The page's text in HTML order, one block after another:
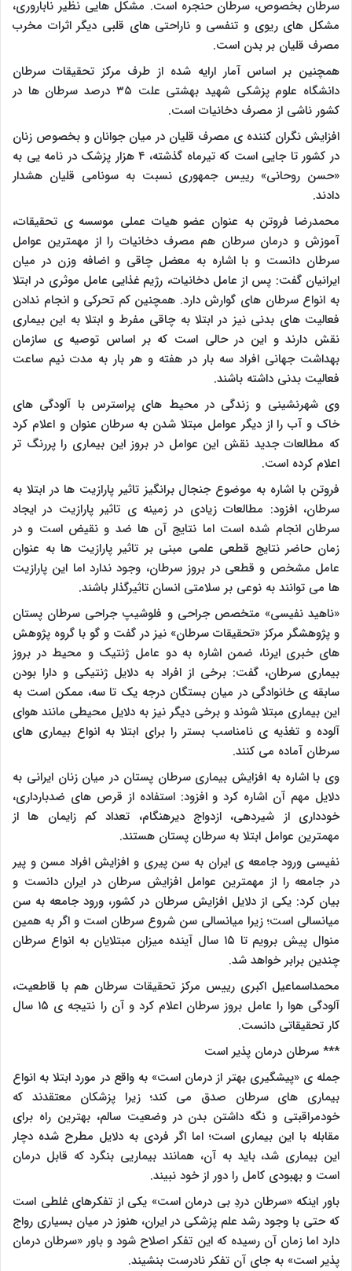
سرطان بخصوص، سرطان حنجره است. مشکل هایی نظیر ناباروری،
مشکل های ریوی و تنفسی و ناراحتی های قلبی دیگر اثرات مخرب
مصرف قلیان بر بدن است.
همچنین بر اساس آمار ارایه شده از طرف مرکز تحقیقات سرطان
دانشگاه علوم پزشکی شهید بهشتی علت ۳۵ درصد سرطان ها در
کشور ناشی از مصرف دخانیات است.
افزایش نگران کننده ی مصرف قلیان در میان جوانان و بخصوص زنان
در کشور تا جایی است که تیرماه گذشته، ۴ هزار پزشک در نامه یی به
«حسن روحانی» رییس جمهوری نسبت به سونامی قلیان هشدار
دادند.
محمدرضا فروتن به عنوان عضو هیات عملی موسسه ی تحقیقات،
آموزش و درمان سرطان هم مصرف دخانیات را از مهمترین عوامل
سرطان دانست و با اشاره به معضل چاقی و اضافه وزن در میان
ایرانیان گفت: پس از عامل دخانیات، رژیم غذایی عامل موثری در ابتلا
به انواع سرطان های گوارش دارد. همچنین کم تحرکی و انجام ندادن
فعالیت های بدنی نیز در ابتلا به چاقی مفرط و ابتلا به این بیماری
نقش دارند و این در حالی است که بر اساس توصیه ی سازمان
بهداشت جهانی افراد سه بار در هفته و هر بار به مدت نیم ساعت
فعالیت بدنی داشته باشند.
وی شهرنشینی و زندگی در محیط های پراسترس با آلودگی های
خاک و آب را از دیگر عوامل مبتلا شدن به سرطان عنوان و اعلام کرد
که مطالعات جدید نقش این عوامل در بروز این بیماری را پررنگ تر
اعلام کرده است.
فروتن با اشاره به موضوع جنجال برانگیز تاثیر پارازیت ها در ابتلا به
سرطان، افزود: مطالعات زیادی در زمینه ی تاثیر پارازیت در ایجاد
سرطان انجام شده است اما نتایج آن ها ضد و نقیض است و در
زمان حاضر نتایج قطعی علمی مبنی بر تاثیر پارازیت ها به عنوان
عامل مشخص و قطعی در بروز سرطان، وجود ندارد اما این پارازیت
ها می توانند به نوعی بر سلامتی انسان تاثیرگذار باشند.
«ناهید نفیسی» متخصص جراحی و فلوشیپ جراحی سرطان پستان
و پژوهشگر مرکز «تحقیقات سرطان» نیز در گفت و گو با گروه پژوهش
های خبری ایرنا، ضمن اشاره به دو عامل ژنتیک و محیط در بروز
بیماری سرطان، گفت: برخی از افراد به دلایل ژنتیکی و دارا بودن
سابقه ی خانوادگی در میان بستگان درجه یک تا سه، ممکن است به
این بیماری مبتلا شوند و برخی دیگر نیز به دلایل محیطی مانند هوای
آلوده و تغذیه ی نامناسب بستر را برای ابتلا به انواع بیماری های
سرطان آماده می کنند.
وی با اشاره به افزایش بیماری سرطان پستان در میان زنان ایرانی به
دلایل مهم آن اشاره کرد و افزود: استفاده از قرص های ضدبارداری،
خودداری از شیردهی، ازدواج دیرهنگام، تعداد کم زایمان ها از
مهمترین عوامل ابتلا به سرطان پستان هستند.
نفیسی ورود جامعه ی ایران به سن پیری و افزایش افراد مسن و پیر
در جامعه را از مهمترین عوامل افزایش سرطان در ایران دانست و
بیان کرد: یکی از دلایل افزایش سرطان در کشور، ورود جامعه به سن
میانسالی است؛ زیرا میانسالی سن شروع سرطان است و اگر به همین
منوال پیش برویم تا ۱۵ سال آینده میزان مبتلایان به انواع سرطان
چندین برابر خواهد شد.
محمداسماعیل اکبری رییس مرکز تحقیقات سرطان هم با قاطعیت،
آلودگی هوا را عامل بروز سرطان اعلام کرد و آن را نتیجه ی ۱۵ سال
کار تحقیقاتی دانست.
*** سرطان درمان پذیر است
جمله ی «پیشگیری بهتر از درمان است» به واقع در مورد ابتلا به انواع
بیماری های سرطان صدق می کند؛ زیرا پزشکان معتقدند که
خودمراقبتی و نگه داشتن بدن در وضعیت سالم، بهترین راه برای
مقابله با این بیماری است؛ اما اگر فردی به دلایل مطرح شده دچار
این بیماری شد، باید به آن، همانند بیماریی بنگرد که قابل درمان
است و بهبودی کامل را دور از خود نبیند.
باور اینکه «سرطان دردِ بی درمان است» یکی از تفکرهای غلطی است
که حتی با وجود رشد علم پزشکی در ایران، هنوز در میان بسیاری رواج
دارد اما زمان آن رسیده که این تفکر اصلاح شود و باور «سرطان درمان
پذیر است» به جای آن تفکر نادرست بنشیند.